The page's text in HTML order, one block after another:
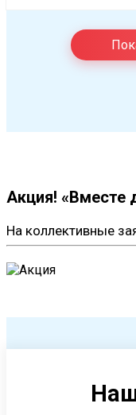
Акция! «Вместе
На коллективные